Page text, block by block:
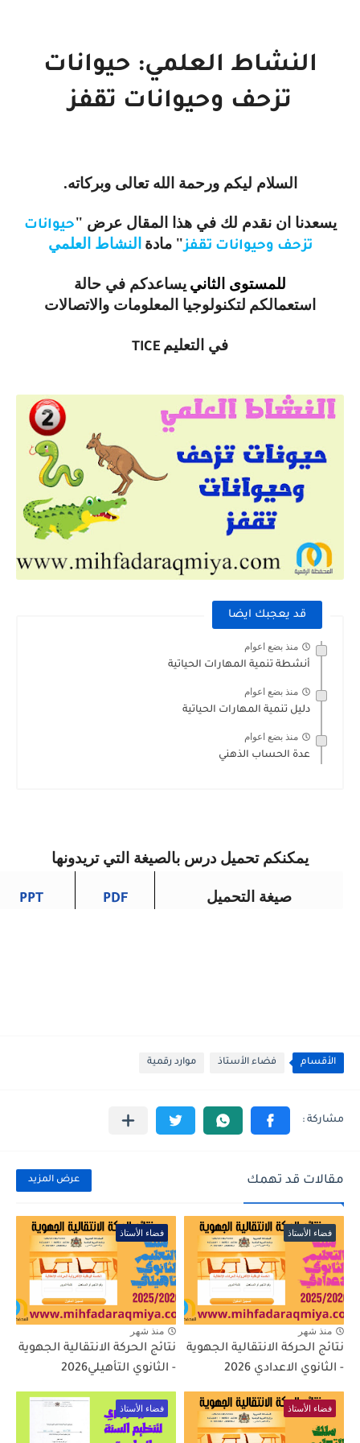
النشاط العلمي: حيوانات
تزحف وحيوانات تقفز
السلام ليكم ورحمة الله تعالى وبركاته.
يسعدنا ان نقدم لك في هذا المقال عرض "حيوانات
تزحف وحيوانات تقفز" مادة النشاط العلمي
للمستوى الثاني يساعدكم في حالة
استعمالكم لتكنولوجيا المعلومات والاتصالات
في التعليم TICE
قد يعجبك ايضا
منذ بضع اعوام
أنشطة تنمية المهارات الحياتية
منذ بضع اعوام
دليل تنمية المهارات الحياتية
منذ بضع اعوام
عدة الحساب الذهني
يمكنكم تحميل درس بالصيغة التي تريدونها
صيغة التحميل PDF
PPT
الأقسام فضاء الأستاذ موارد رقمية
مقالات قد تهمك عرض المزيد
فضاء الأستاذ
منذ شهر
نتائج الحركة الانتقالية الجهوية
- الثانوي الاعدادي 2026
فضاء الأستاذ
منذ شهر
نتائج الحركة الانتقالية الجهوية
- الثانوي التأهيلي2026
فضاء الأستاذ فضاء الأستاذ